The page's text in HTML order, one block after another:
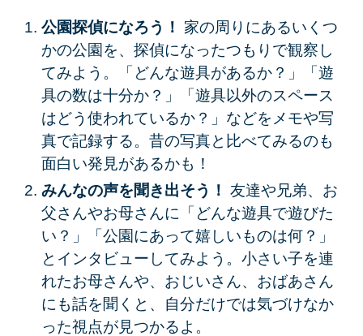
公園探偵になろう！
家の周りにあるいくつ
かの公園を、探偵になったつもりで観察し
てみよう。「どんな遊具があるか？」「遊
具の数は十分か？」「遊具以外のスペース
はどう使われているか？」などをメモや写
真で記録する。昔の写真と比べてみるのも
面白い発見があるかも！
みんなの声を聞き出そう！ 友達や兄弟、お
父さんやお母さんに「どんな遊具で遊びた
い？」「公園にあって嬉しいものは何？」
とインタビューしてみよう。小さい子を連
れたお母さんや、おじいさん、おばあさん
にも話を聞くと、自分だけでは気づけなか
った視点が見つかるよ。